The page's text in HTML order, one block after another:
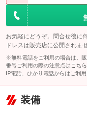
お気軽にどうぞ。問合せ後に
ドレスは販売店に公開されませ
※無料電話をご利用の場合は、
番号ご利用の際の注意点は こちら
IP電話、ひかり電話からはご利用
装備